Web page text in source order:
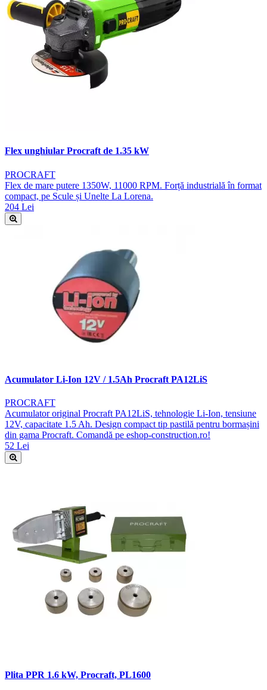
Flex unghiular Procraft de 1.35 kW
PROCRAFT
Flex de mare putere 1350W, 11000 RPM. Forță industrială în format
compact, pe Scule și Unelte La Lorena.
204 Lei
Acumulator Li-Ion 12V / 1.5Ah Procraft PA12LiS
PROCRAFT
Acumulator original Procraft PA12LiS, tehnologie Li-Ion, tensiune
12V, capacitate 1.5 Ah. Design compact tip pastilă pentru bormașini
din gama Procraft. Comandă pe eshop-construction.ro!
52 Lei
Plita PPR 1.6 kW, Procraft, PL1600